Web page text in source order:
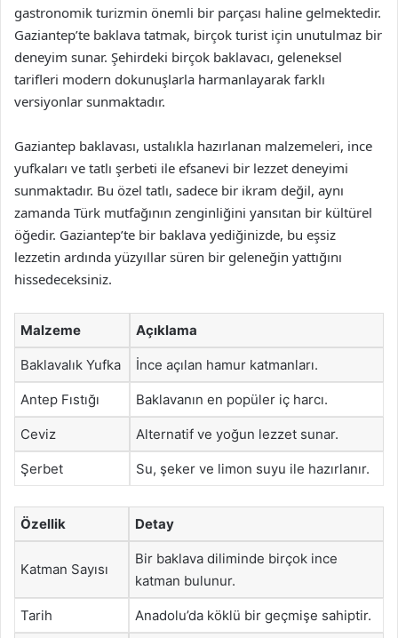
gastronomik turizmin önemli bir parçası haline gelmektedir.
Gaziantep’te baklava tatmak, birçok turist için unutulmaz bir
deneyim sunar. Şehirdeki birçok baklavacı, geleneksel
tarifleri modern dokunuşlarla harmanlayarak farklı
versiyonlar sunmaktadır.
Gaziantep baklavası, ustalıkla hazırlanan malzemeleri, ince
yufkaları ve tatlı şerbeti ile efsanevi bir lezzet deneyimi
sunmaktadır. Bu özel tatlı, sadece bir ikram değil, aynı
zamanda Türk mutfağının zenginliğini yansıtan bir kültürel
öğedir. Gaziantep’te bir baklava yediğinizde, bu eşsiz
lezzetin ardında yüzyıllar süren bir geleneğin yattığını
hissedeceksiniz.
Malzeme Açıklama
Baklavalık Yufka İnce açılan hamur katmanları.
Antep Fıstığı Baklavanın en popüler iç harcı.
Ceviz Alternatif ve yoğun lezzet sunar.
Şerbet Su, şeker ve limon suyu ile hazırlanır.
Özellik Detay
Katman Sayısı
Bir baklava diliminde birçok ince
katman bulunur.
Tarih Anadolu’da köklü bir geçmişe sahiptir.